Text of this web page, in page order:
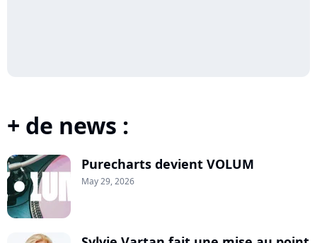
+ de news :
Purecharts devient VOLUM
May 29, 2026